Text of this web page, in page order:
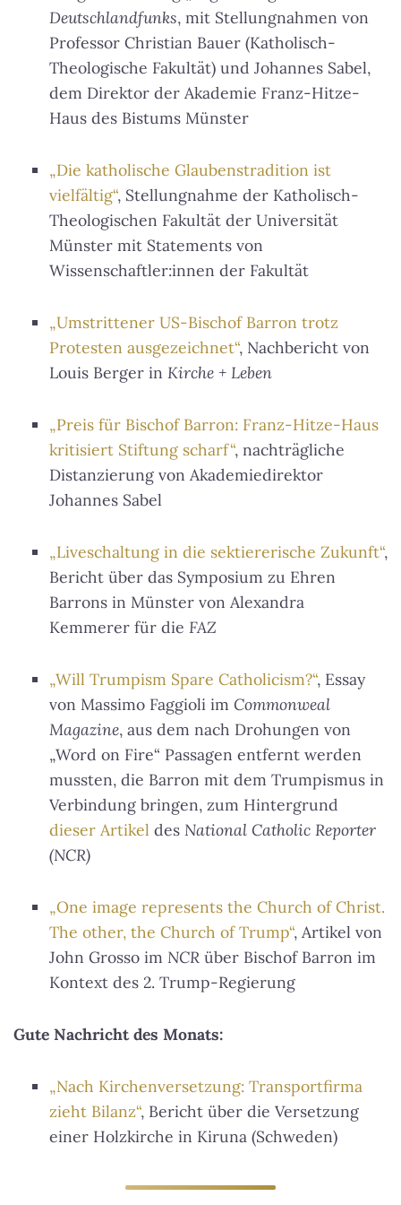
Deutschlandfunks, mit Stellungnahmen von
Professor Christian Bauer (Katholisch-
Theologische Fakultät) und Johannes Sabel,
dem Direktor der Akademie Franz-Hitze-
Haus des Bistums Münster
„Die katholische Glaubenstradition ist
vielfältig“, Stellungnahme der Katholisch-
Theologischen Fakultät der Universität
Münster mit Statements von
Wissenschaftler:innen der Fakultät
„Umstrittener US-Bischof Barron trotz
Protesten ausgezeichnet“, Nachbericht von
Louis Berger in Kirche + Leben
„Preis für Bischof Barron: Franz-Hitze-Haus
kritisiert Stiftung scharf“, nachträgliche
Distanzierung von Akademiedirektor
Johannes Sabel
„Liveschaltung in die sektiererische Zukunft“,
Bericht über das Symposium zu Ehren
Barrons in Münster von Alexandra
Kemmerer für die FAZ
„Will Trumpism Spare Catholicism?“, Essay
von Massimo Faggioli im Commonweal
Magazine, aus dem nach Drohungen von
„Word on Fire“ Passagen entfernt werden
mussten, die Barron mit dem Trumpismus in
Verbindung bringen, zum Hintergrund
dieser Artikel des National Catholic Reporter
(NCR)
„One image represents the Church of Christ.
The other, the Church of Trump“, Artikel von
John Grosso im NCR über Bischof Barron im
Kontext des 2. Trump-Regierung
Gute Nachricht des Monats:
„Nach Kirchenversetzung: Transportfirma
zieht Bilanz“, Bericht über die Versetzung
einer Holzkirche in Kiruna (Schweden)